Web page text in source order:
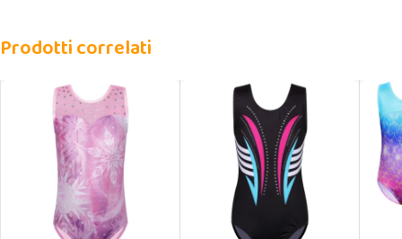
Prodotti correlati